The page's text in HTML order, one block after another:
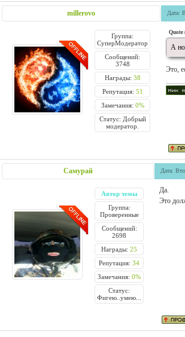
millerovo Дата:
Группа:
СуперМодератор
Сообщений:
3748
Награды: 38
Репутация: 51
Замечания: 0%
Статус: Добрый
модератор.
Quote
А
Это,
Самурай Дата:
Автор темы
Группа:
Проверенные
Сообщений:
2698
Награды: 25
Репутация: 34
Замечания: 0%
Статус:
Фигею..умею...
Да.
Это